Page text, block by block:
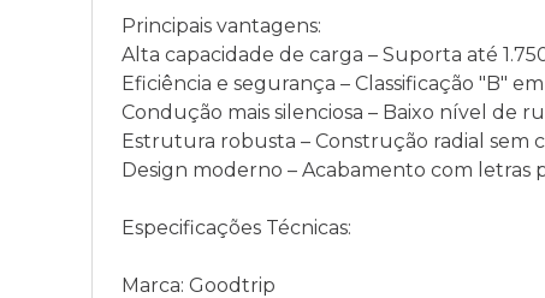
Principais vantagens:
Alta capacidade de carga – Suporta até
Eficiência e segurança – Classificação "B"
Condução mais silenciosa – Baixo nível de
Estrutura robusta – Construção radial sem
Design moderno – Acabamento com letras
Especificações Técnicas:
Marca: Goodtrip